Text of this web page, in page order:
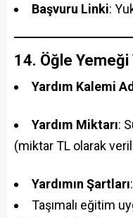
Başvuru Linki:
14. Öğle Yemeği
Yardım Kalemi
Yardım Miktarı:
(miktar TL olarak
Yardımın Şartları:
Taşımalı eğitim